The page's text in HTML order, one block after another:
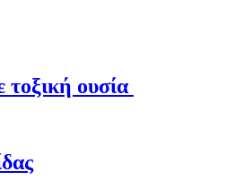
ουσία